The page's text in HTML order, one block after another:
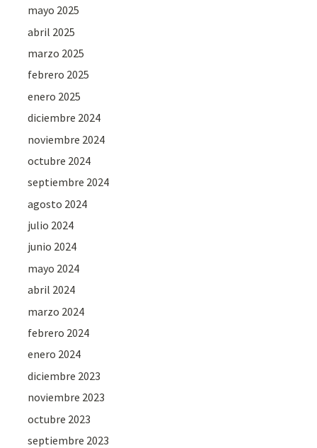
mayo 2025
abril 2025
marzo 2025
febrero 2025
enero 2025
diciembre 2024
noviembre 2024
octubre 2024
septiembre 2024
agosto 2024
julio 2024
junio 2024
mayo 2024
abril 2024
marzo 2024
febrero 2024
enero 2024
diciembre 2023
noviembre 2023
octubre 2023
septiembre 2023